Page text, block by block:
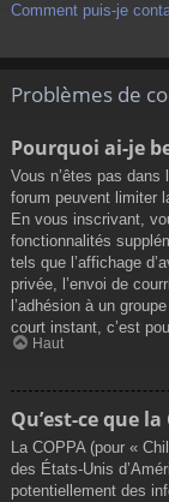
Comment puis-je
Problèmes de
Pourquoi ai-je
Vous n’êtes pas
forum peuvent limiter
En vous inscrivant,
fonctionnalités
tels que l’affichage
privée, l’envoi de
l’adhésion à un
court instant, c’est
Haut
Qu’est-ce que la
La COPPA (pour «
des États-Unis
potentiellement des